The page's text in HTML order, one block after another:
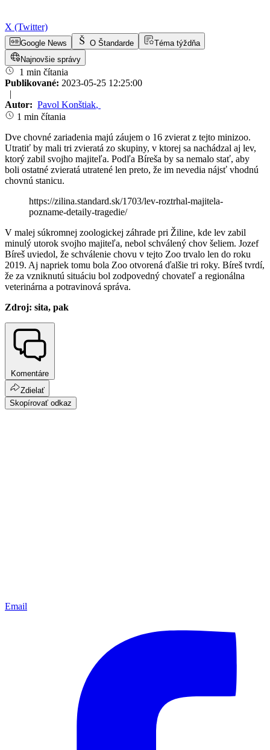
X (Twitter)
Google News O Štandarde
Téma týždňa
Najnovšie správy
1 min čítania
Publikované: 2023-05-25 12:25:00
|
Autor: Pavol Konštiak,
1 min čítania
Dve chovné zariadenia majú záujem o 16 zvierat z tejto minizoo.
Utratiť by mali tri zvieratá zo skupiny, v ktorej sa nachádzal aj lev,
ktorý zabil svojho majiteľa. Podľa Bíreša by sa nemalo stať, aby
boli ostatné zvieratá utratené len preto, že im nevedia nájsť vhodnú
chovnú stanicu.
https://zilina.standard.sk/1703/lev-roztrhal-majitela-
pozname-detaily-tragedie/
V malej súkromnej zoologickej záhrade pri Žiline, kde lev zabil
minulý utorok svojho majiteľa, nebol schválený chov šeliem. Jozef
Bíreš uviedol, že schválenie chovu v tejto Zoo trvalo len do roku
2019. Aj napriek tomu bola Zoo otvorená ďalšie tri roky. Bíreš tvrdí,
že za vzniknutú situáciu bol zodpovedný chovateľ a regionálna
veterinárna a potravinová správa.
Zdroj: sita, pak
Komentáre
Zdielať
Skopírovať odkaz
Email